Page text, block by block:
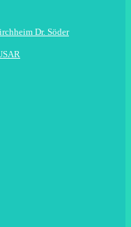
Dr. Söder